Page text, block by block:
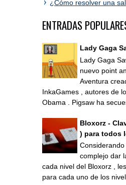
¿Cómo resolver una
ENTRADAS
Lady Gaga
Lady Gaga
nuevo point
Aventura
InkaGames , autores de
Obama . Pigsaw ha
Bloxorz -
) para todos
complejo dar
cada nivel del Bloxorz ,
para cada uno de los